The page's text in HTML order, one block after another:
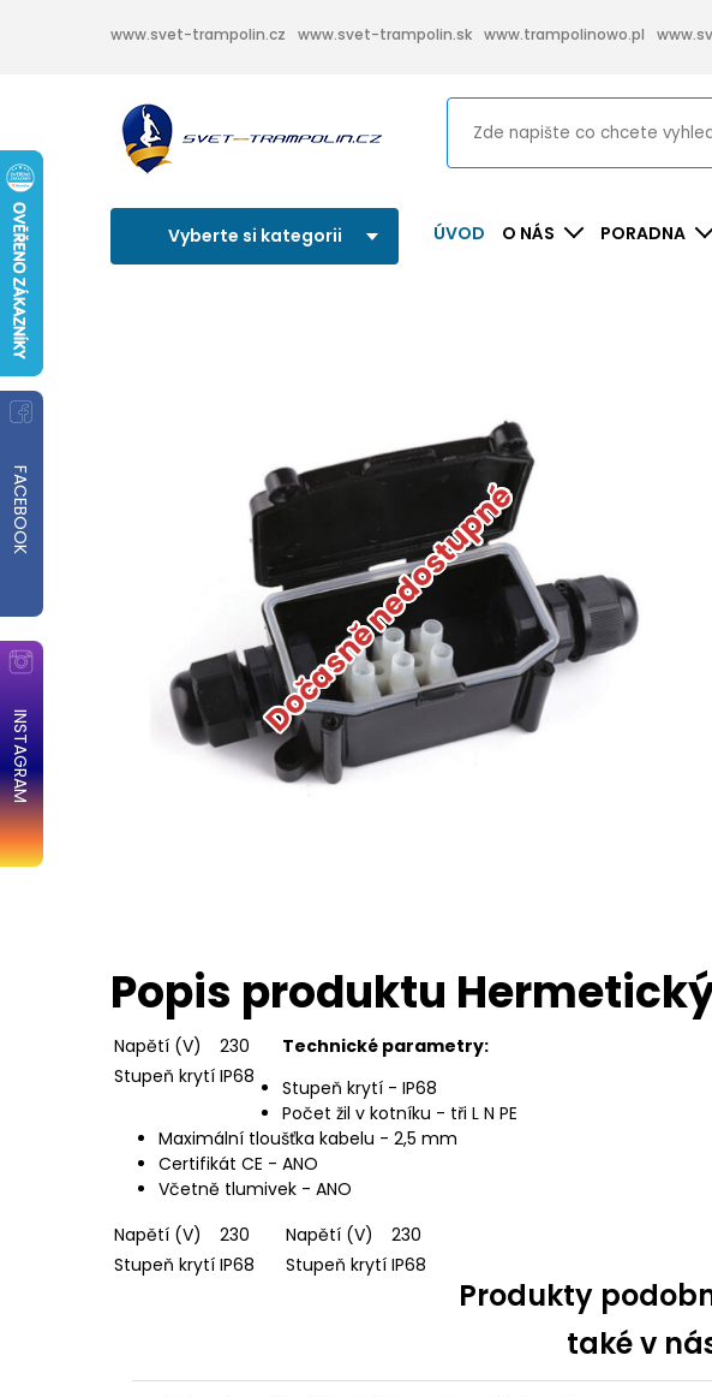
FACEBOOK
INSTAGRAM
www.svet-trampolin.cz www.svet-trampolin.sk www.trampolinowo.pl
Vyberte si kategorii ÚVOD O NÁS PORADNA
Dočasně nedostupné
Popis produktu
Napětí (V)
230
Stupeň krytí IP68
Technické parametry:
Stupeň krytí - IP68
Počet žil v kotníku - tři L N PE
Maximální tloušťka kabelu - 2,5 mm
Certifikát CE - ANO
Včetně tlumivek - ANO
Napětí (V)
230
Stupeň krytí IP68
Napětí (V)
230
Stupeň krytí IP68
Produkty
také v